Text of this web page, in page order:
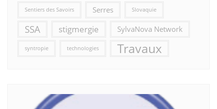
Sentiers des Savoirs Serres Slovaquie
SSA stigmergie SylvaNova Network
syntropie technologies Travaux